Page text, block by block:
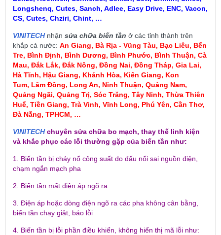
Longshenq, Cutes, Sanch, Adlee, Easy Drive, ENC, Vacon,
CS, Cutes, Chziri, Chint, …
VINITECHnhận sửa chữa biến tần ở các tỉnh thành trên
khắp cả nước: An Giang, Bà Rịa - Vũng Tàu, Bạc Liêu, Bến
Tre, Bình Định, Bình Dương, Bình Phước, Bình Thuận, Cà
Mau, Đắk Lắk, Đắk Nông, Đồng Nai, Đồng Tháp, Gia Lai,
Hà Tĩnh, Hậu Giang, Khánh Hòa, Kiên Giang, Kon
Tum, Lâm Đồng, Long An, Ninh Thuận, Quảng Nam,
Quảng Ngãi, Quảng Trị, Sóc Trăng, Tây Ninh, Thừa Thiên
Huế, Tiền Giang, Trà Vinh, Vĩnh Long, Phú Yên, Cần Thơ,
Đà Nẵng, TPHCM, …
VINITECHchuyên sửa chữa bo mạch, thay thế linh kiện
và khắc phục các lỗi thường gặp của biến tần như:
1. Biến tần bị cháy nổ công suất do đấu nối sai nguồn điện,
chạm ngắn mạch pha
2. Biến tần mất điện áp ngõ ra
3. Điện áp hoặc dòng điện ngõ ra các pha không cân bằng,
biến tần chạy giật, báo lỗi
4. Biến tần bị lỗi phần điều khiển, không hiển thị mã lỗi như: